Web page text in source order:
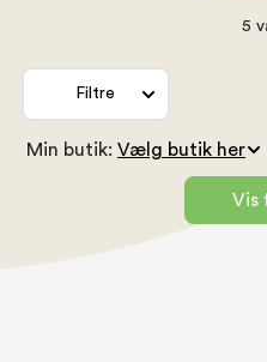
5
Filtre
Min butik:
Vis